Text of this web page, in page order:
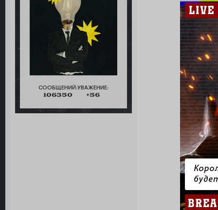
СООБЩЕНИЙ:
106350
УВАЖЕНИЕ:
+56